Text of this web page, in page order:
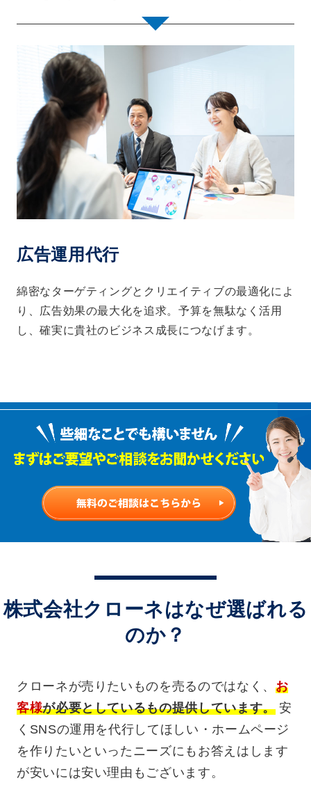
広告運用代行
綿密なターゲティングとクリエイティブの最適化によ
り、広告効果の最大化を追求。予算を無駄なく活用
し、確実に貴社のビジネス成長につなげます。
無料のご相
株式会社クローネはなぜ選ばれる
のか？
クローネが売りたいものを売るのではなく、 お
客様が必要としているもの提供しています。安
くSNSの運用を代行してほしい・ホームページ
を作りたいといったニーズにもお答えはします
が安いには安い理由もございます。